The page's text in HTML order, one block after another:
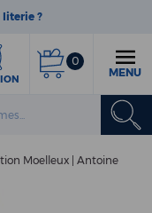
literie ?
0
MENU
Moelleux | Antoine